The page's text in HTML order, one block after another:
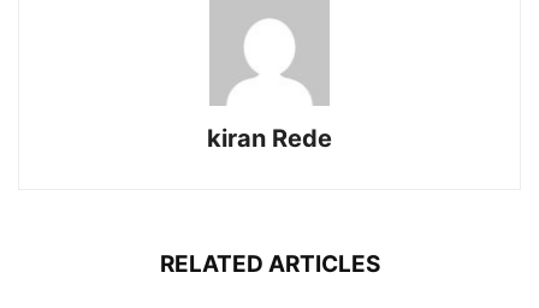
kiran Rede
RELATED ARTICLES